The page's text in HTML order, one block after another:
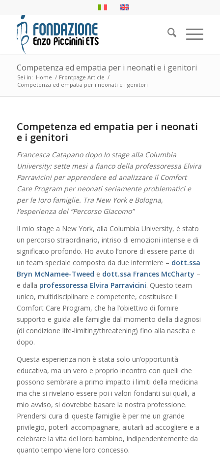
Competenza ed empatia per i neonati e i genitori
Sei in: Home / Frontpage Article /
Competenza ed empatia per i neonati e i genitori
Competenza ed empatia per i neonati
e i genitori
Francesca Catapano dopo lo stage alla Columbia
University: sette mesi a fianco della professoressa Elvira
Parravicini per apprendere ed analizzare il Comfort
Care Program per neonati seriamente problematici e
per le loro famiglie. Tra New York e Bologna,
l’esperienza del “Percorso Giacomo”
Il mio stage a New York, alla Columbia University, è stato
un percorso straordinario, intriso di emozioni intense e di
significato profondo. Ho avuto l’onore di essere parte di
un team speciale composto da due infermiere – dott.ssa
Bryn McNamee-Tweed e dott.ssa Frances McCharty –
e dalla professoressa Elvira Parravicini. Questo team
unico, multidisciplinare e competente, costituisce il
Comfort Care Program, che ha l’obiettivo di fornire
supporto e guida alle famiglie dal momento della diagnosi
(di condizione life-limiting/threatening) fino alla nascita e
dopo.
Questa esperienza non è stata solo un’opportunità
educativa, ma un vero e proprio incontro con quelli che
possono sembrare a primo impatto i limiti della medicina
ma che si rivelano essere poi i valori fondanti sui quali, a
mio avviso, si dovrebbe basare la nostra professione.
Prendersi cura di queste famiglie è per me un grande
privilegio, poterli accompagnare, aiutarli ad accogliere e a
celebrare la vita del loro bambino, indipendentemente da
quanto tempo viene loro concesso.